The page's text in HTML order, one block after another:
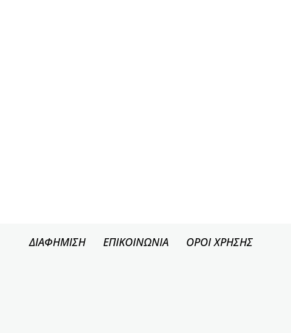
ΔΙΑΦΗΜΙΣΗ ΕΠΙΚΟΙΝΩΝΙΑ ΟΡΟΙ ΧΡΗΣΗΣ